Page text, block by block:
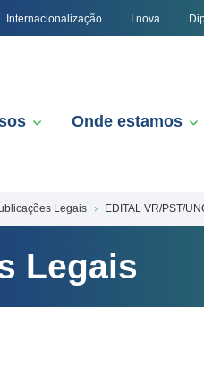
Internacionalização I.nova
Onde estamos
Legais EDITAL VR/PST/
Legais